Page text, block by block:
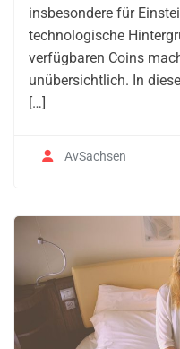
insbesondere für
technologische
verfügbaren Coins
unübersichtlich. In
[…]
AvSachsen